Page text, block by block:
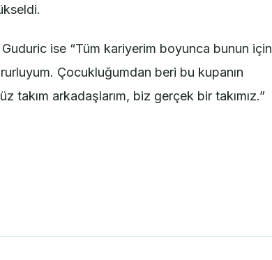
ise “Tüm kariyerim boyunca bunun için
Çocukluğumdan beri bu kupanın
takım arkadaşlarım, biz gerçek bir takımız.”